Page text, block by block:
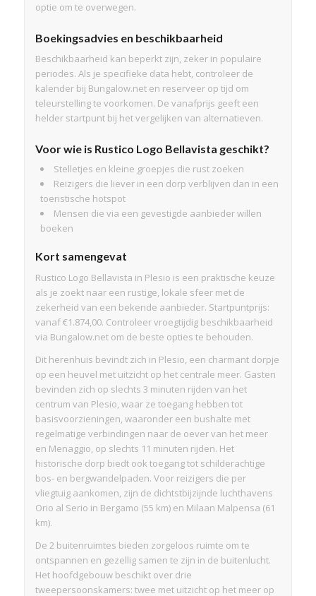
optie om te overwegen.
Boekingsadvies en beschikbaarheid
Beschikbaarheid kan beperkt zijn, zeker in populaire
periodes. Als je specifieke data hebt, controleer de
kalender bij Bungalow.net en reserveer op tijd om
teleurstelling te voorkomen. De vanafprijs geeft een
helder startpunt bij het vergelijken van alternatieven.
Voor wie is Rustico Logo Bellavista geschikt?
Stelletjes en kleine groepjes die rust zoeken
Reizigers die liever in een dorp verblijven dan in een
toeristische hotspot
Mensen die via een gevestigde aanbieder willen
boeken
Kort samengevat
Rustico Logo Bellavista in Plesio is een praktische keuze
als je zoekt naar een rustige, lokale sfeer met de
zekerheid van een bekende aanbieder. Startpuntprijs:
vanaf €1.874,00. Controleer vroegtijdig beschikbaarheid
via Bungalow.net om de beste opties te behouden.
Dit herenhuis bevindt zich in Plesio, een charmant dorpje
op een heuvel met uitzicht op het centrale meer. Gasten
bevinden zich op slechts 3 minuten rijden van het
centrum van Plesio, waar ze toegang hebben tot
basisvoorzieningen, waaronder een bushalte met
regelmatige verbindingen naar de oever van het meer
en Menaggio, op slechts 11 minuten rijden. Het
historische dorp biedt ook toegang tot schilderachtige
bos- en bergwandelpaden. Voor reizigers die per
vliegtuig aankomen, zijn de dichtstbijzijnde luchthavens
Orio al Serio in Bergamo (55 km) en Milaan Malpensa (61
km).
De 2 buitenruimtes bieden zorgeloos ruimte om te
ontspannen en gezellig samen te zijn in de buitenlucht.
Het hoofdgebouw beschikt over drie
tweepersoonskamers: twee met uitzicht op het meer op